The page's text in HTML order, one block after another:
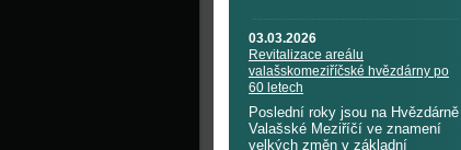
03.03.2026
Revitalizace areálu
valašskomeziříčské hvězdárny po
60 letech
Poslední roky jsou na Hvězdárně
Valašské Meziříčí ve znamení
velkých změn v základní